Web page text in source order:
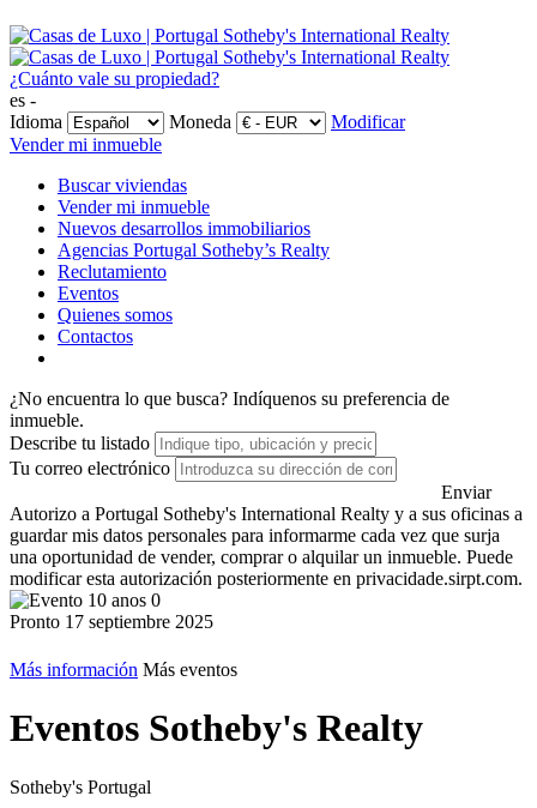
¿Cuánto vale su propiedad?
es -
Idioma
Moneda
Modificar
Vender mi inmueble
Buscar viviendas
Vender mi inmueble
Nuevos desarrollos immobiliarios
Agencias Portugal Sotheby’s Realty
Reclutamiento
Eventos
Quienes somos
Contactos
¿No encuentra lo que busca? Indíquenos su preferencia de
inmueble.
Describe tu listado
Tu correo electrónico
Enviar
Autorizo a Portugal Sotheby's International Realty y a sus oficinas a
guardar mis datos personales para informarme cada vez que surja
una oportunidad de vender, comprar o alquilar un inmueble. Puede
modificar esta autorización posteriormente en privacidade.sirpt.com.
Pronto 17 septiembre 2025
Más información Más eventos
Eventos Sotheby's Realty
Sotheby's Portugal